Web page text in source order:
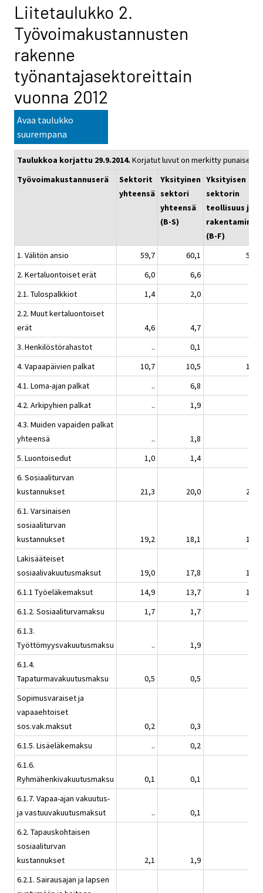
Liitetaulukko 2.
Työvoimakustannusten
rakenne
työnantajasektoreittain
vuonna 2012
Avaa taulukko
suurempana
Taulukkoa korjattu 29.9.2014. Korjatut luvut on merkitty punaisella.
Työvoimakustannuserä
Sektorit
yhteensä
Yksityinen
sektori
yhteensä
(B-S)
Yksityisen
sektorin
teollisuus ja
rakentaminen
(B-F)
1. Välitön ansio
59,7 60,1
59,4
2. Kertaluontoiset erät
6,0 6,6
2.1. Tulospalkkiot
1,4 2,0
2.2. Muut kertaluontoiset
erät
4,6 4,7
3. Henkilöstörahastot
.. 0,1
4. Vapaapäivien palkat
10,7 10,5
10,2
4.1. Loma-ajan palkat
.. 6,8
4.2. Arkipyhien palkat
.. 1,9
4.3. Muiden vapaiden palkat
yhteensä
.. 1,8
5. Luontoisedut
1,0 1,4
6. Sosiaaliturvan
kustannukset
21,3 20,0
20,2
6.1. Varsinaisen
sosiaaliturvan
kustannukset
19,2 18,1
18,2
Lakisääteiset
sosiaalivakuutusmaksut
19,0 17,8
17,9
6.1.1 Työeläkemaksut
14,9 13,7
13,6
6.1.2. Sosiaaliturvamaksu
1,7 1,7
6.1.3.
Työttömyysvakuutusmaksu
.. 1,9
6.1.4.
Tapaturmavakuutusmaksu
0,5 0,5
Sopimusvaraiset ja
vapaaehtoiset
sos.vak.maksut
0,2 0,3
6.1.5. Lisäeläkemaksu
.. 0,2
6.1.6.
Ryhmähenkivakuutusmaksu
0,1 0,1
6.1.7. Vapaa-ajan vakuutus-
ja vastuuvakuutusmaksut
.. 0,1
6.2. Tapauskohtaisen
sosiaaliturvan
kustannukset
2,1 1,9
6.2.1. Sairausajan ja lapsen